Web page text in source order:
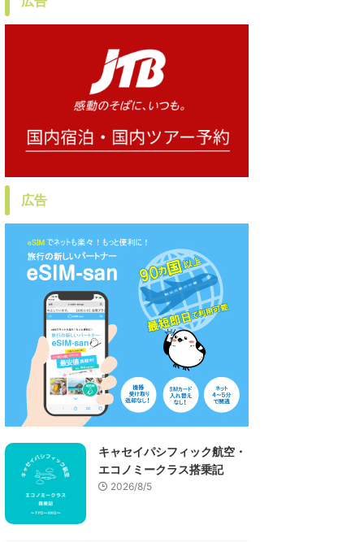
広告
キャセイパシフィック航空・
エコノミークラス搭乗記
2026/8/5